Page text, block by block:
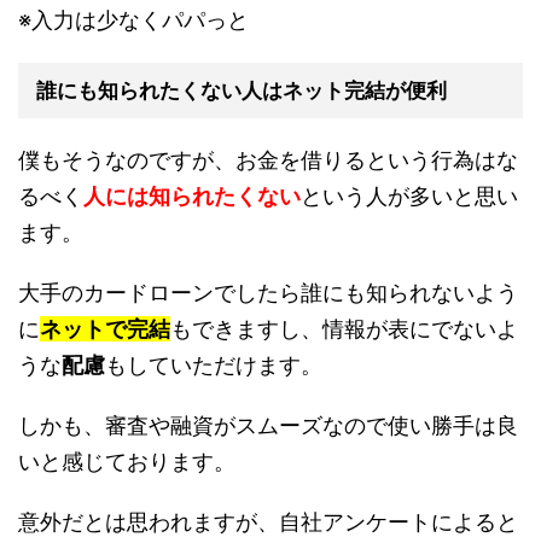
※入力は少なくパパっと
誰にも知られたくない人はネット完結が便利
僕もそうなのですが、お金を借りるという行為はな
るべく 人には知られたくないという人が多いと思い
ます。
大手のカードローンでしたら誰にも知られないよう
にネットで完結もできますし、情報が表にでないよ
うな配慮もしていただけます。
しかも、審査や融資がスムーズなので使い勝手は良
いと感じております。
意外だとは思われますが、自社アンケートによると